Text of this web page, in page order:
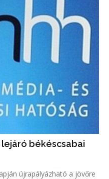
békéscsabai
újrapályázható a jövőre